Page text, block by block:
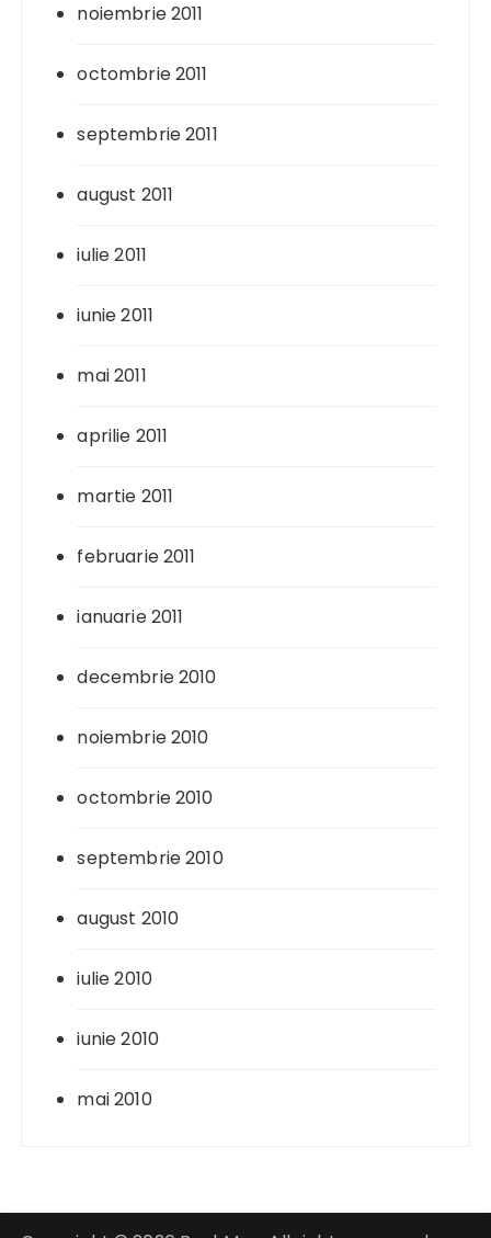
noiembrie 2011
octombrie 2011
septembrie 2011
august 2011
iulie 2011
iunie 2011
mai 2011
aprilie 2011
martie 2011
februarie 2011
ianuarie 2011
decembrie 2010
noiembrie 2010
octombrie 2010
septembrie 2010
august 2010
iulie 2010
iunie 2010
mai 2010